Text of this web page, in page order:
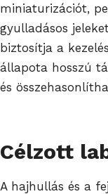
miniaturizációt,
gyulladásos
biztosítja a
állapota hosszú
és
Célzott
A hajhullás és a